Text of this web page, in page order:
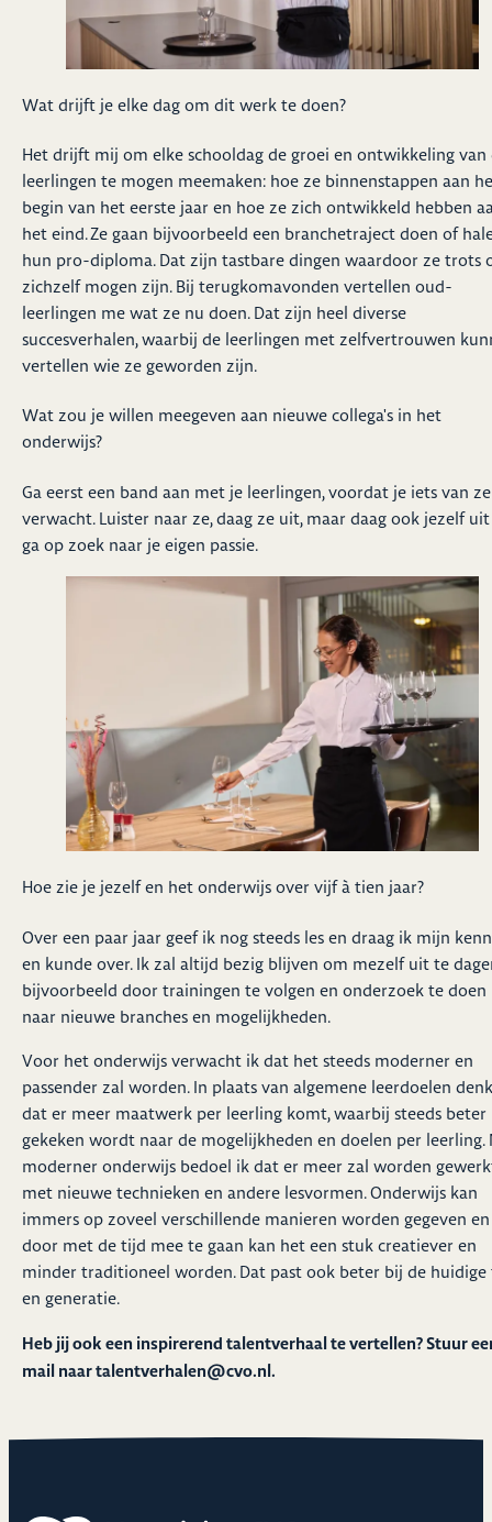
Wat drijft je elke dag om dit werk te doen?
Het drijft mij om elke schooldag de groei en ontwikkeling van
leerlingen te mogen meemaken: hoe ze binnenstappen aan
begin van het eerste jaar en hoe ze zich ontwikkeld hebben
het eind. Ze gaan bijvoorbeeld een branchetraject doen of
hun pro-diploma. Dat zijn tastbare dingen waardoor ze trots
zichzelf mogen zijn. Bij terugkomavonden vertellen oud-
leerlingen me wat ze nu doen. Dat zijn heel diverse
succesverhalen, waarbij de leerlingen met zelfvertrouwen
vertellen wie ze geworden zijn.
Wat zou je willen meegeven aan nieuwe collega's in het
onderwijs?
Ga eerst een band aan met je leerlingen, voordat je iets van ze
verwacht. Luister naar ze, daag ze uit, maar daag ook jezelf
ga op zoek naar je eigen passie.
Hoe zie je jezelf en het onderwijs over vijf à tien jaar?
Over een paar jaar geef ik nog steeds les en draag ik mijn
en kunde over. Ik zal altijd bezig blijven om mezelf uit te
bijvoorbeeld door trainingen te volgen en onderzoek te doen
naar nieuwe branches en mogelijkheden.
Voor het onderwijs verwacht ik dat het steeds moderner en
passender zal worden. In plaats van algemene leerdoelen
dat er meer maatwerk per leerling komt, waarbij steeds beter
gekeken wordt naar de mogelijkheden en doelen per leerling.
moderner onderwijs bedoel ik dat er meer zal worden
met nieuwe technieken en andere lesvormen. Onderwijs kan
immers op zoveel verschillende manieren worden gegeven en
door met de tijd mee te gaan kan het een stuk creatiever en
minder traditioneel worden. Dat past ook beter bij de
en generatie.
Heb jij ook een inspirerend talentverhaal te vertellen? Stuur
mail naartalentverhalen@cvo.nl.